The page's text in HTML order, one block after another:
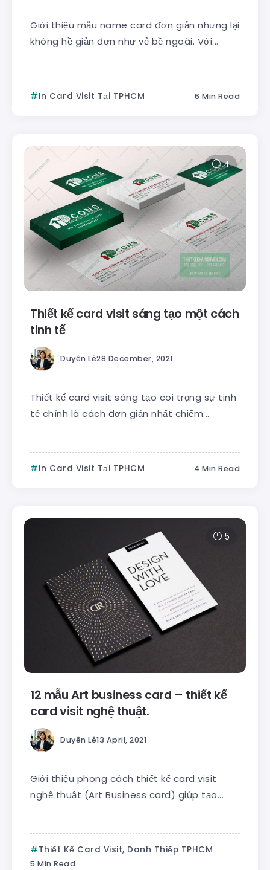
Giới thiệu mẫu name card đơn giản nhưng lại
không hề giản đơn như vẻ bề ngoài. Với...
In Card Visit Tại TPHCM 6 Min Read
4
Thiết kế card visit sáng tạo một cách
tinh tế
Duyên Lê28 December, 2021
Thiết kế card visit sáng tạo coi trọng sự tinh
tế chính là cách đơn giản nhất chiếm...
In Card Visit Tại TPHCM 4 Min Read
5
12 mẫu Art business card – thiết kế
card visit nghệ thuật.
Duyên Lê13 April, 2021
Giới thiệu phong cách thiết kế card visit
nghệ thuật (Art Business card) giúp tạo...
Thiết Kế Card Visit, Danh Thiếp TPHCM
5 Min Read